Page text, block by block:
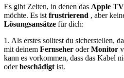
Es gibt Zeiten, in denen das Apple TV
möchte. Es ist frustrierend , aber
Lösungsansätze für dich:
1. Als erstes solltest du sicherstellen,
mit deinem Fernseher oderMonitor
kann es vorkommen, dass das Kabel
oderbeschädigt ist.